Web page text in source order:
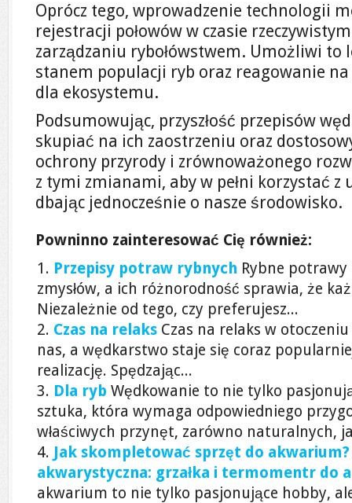
Oprócz tego, wprowadzenie technologii
rejestracji połowów w czasie
zarządzaniu rybołówstwem. Umożliwi to
stanem populacji ryb oraz reagowanie
dla ekosystemu.
Podsumowując, przyszłość przepisów
skupiać na ich zaostrzeniu oraz
ochrony przyrody i zrównoważonego
z tymi zmianami, aby w pełni korzystać
dbając jednocześnie o nasze środowisko.
Powninno zainteresować Cię również:
Przepisy potraw rybnych Rybne
zmysłów, a ich różnorodność sprawia, że
Niezależnie od tego, czy preferujesz...
Czas na relaks Czas na relaks w
nas, a wędkarstwo staje się coraz
realizację. Spędzając...
Dla ryb Wędkowanie to nie tylko
sztuka, która wymaga odpowiedniego
właściwych przynęt, zarówno naturalnych,
Jak skompletować sprzęt do
akwarystyczna: grzałka i termomentr do
akwarium to nie tylko pasjonujące hobby,